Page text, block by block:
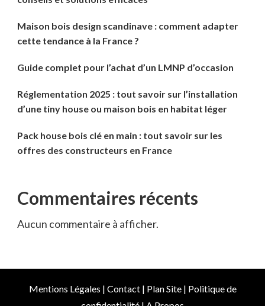
Maison bois design scandinave : comment adapter
cette tendance à la France ?
Guide complet pour l’achat d’un LMNP d’occasion
Réglementation 2025 : tout savoir sur l’installation
d’une tiny house ou maison bois en habitat léger
Pack house bois clé en main : tout savoir sur les
offres des constructeurs en France
Commentaires récents
Aucun commentaire à afficher.
Mentions Légales | Contact| Plan Site| Politique de